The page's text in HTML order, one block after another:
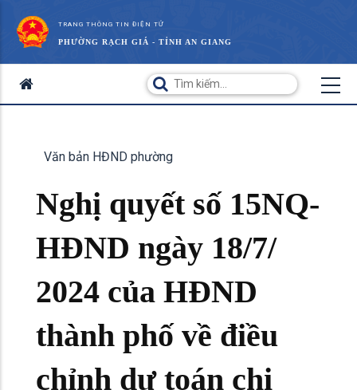
TRANG THÔNG TIN ĐIỆN TỬ
PHƯỜNG RẠCH GIÁ - TỈNH AN GIANG
Văn bản HĐND phường
Nghị quyết số 15NQ-
HĐND ngày 18/7/
2024 của HĐND
thành phố về điều
chỉnh dự toán chi